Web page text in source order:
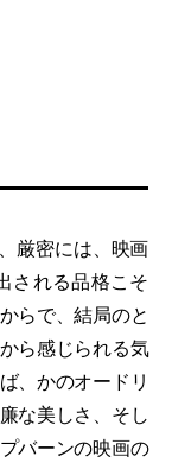
厳密には、映画
される品格こそ
らで、結局のと
ら感じられる気
、かのオードリ
な美しさ、そし
バーンの映画の